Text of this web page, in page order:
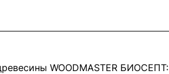
WOODMASTER БИОСЕПТ: